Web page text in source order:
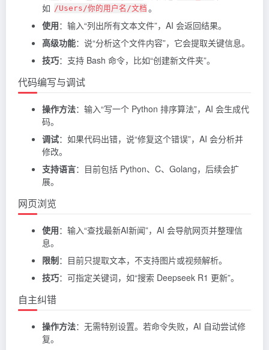
如 /Users/你的用户名/文档 。
使用：输入“列出所有文本文件”，AI 会返回结果。
高级功能：说“分析这个文件内容”，它会提取关键信息。
技巧：支持 Bash 命令，比如“创建新文件夹”。
代码编写与调试
操作方法：输入“写一个 Python 排序算法”，AI 会生成代
码。
调试：如果代码出错，说“修复这个错误”，AI 会分析并
修改。
支持语言：目前包括 Python、C、Golang，后续会扩
展。
网页浏览
使用：输入“查找最新AI新闻”，AI 会导航网页并整理信
息。
限制：目前只提取文本，不支持图片或视频解析。
技巧：可指定关键词，如“搜索 Deepseek R1 更新”。
自主纠错
操作方法：无需特别设置。若命令失败，AI 自动尝试修
复。